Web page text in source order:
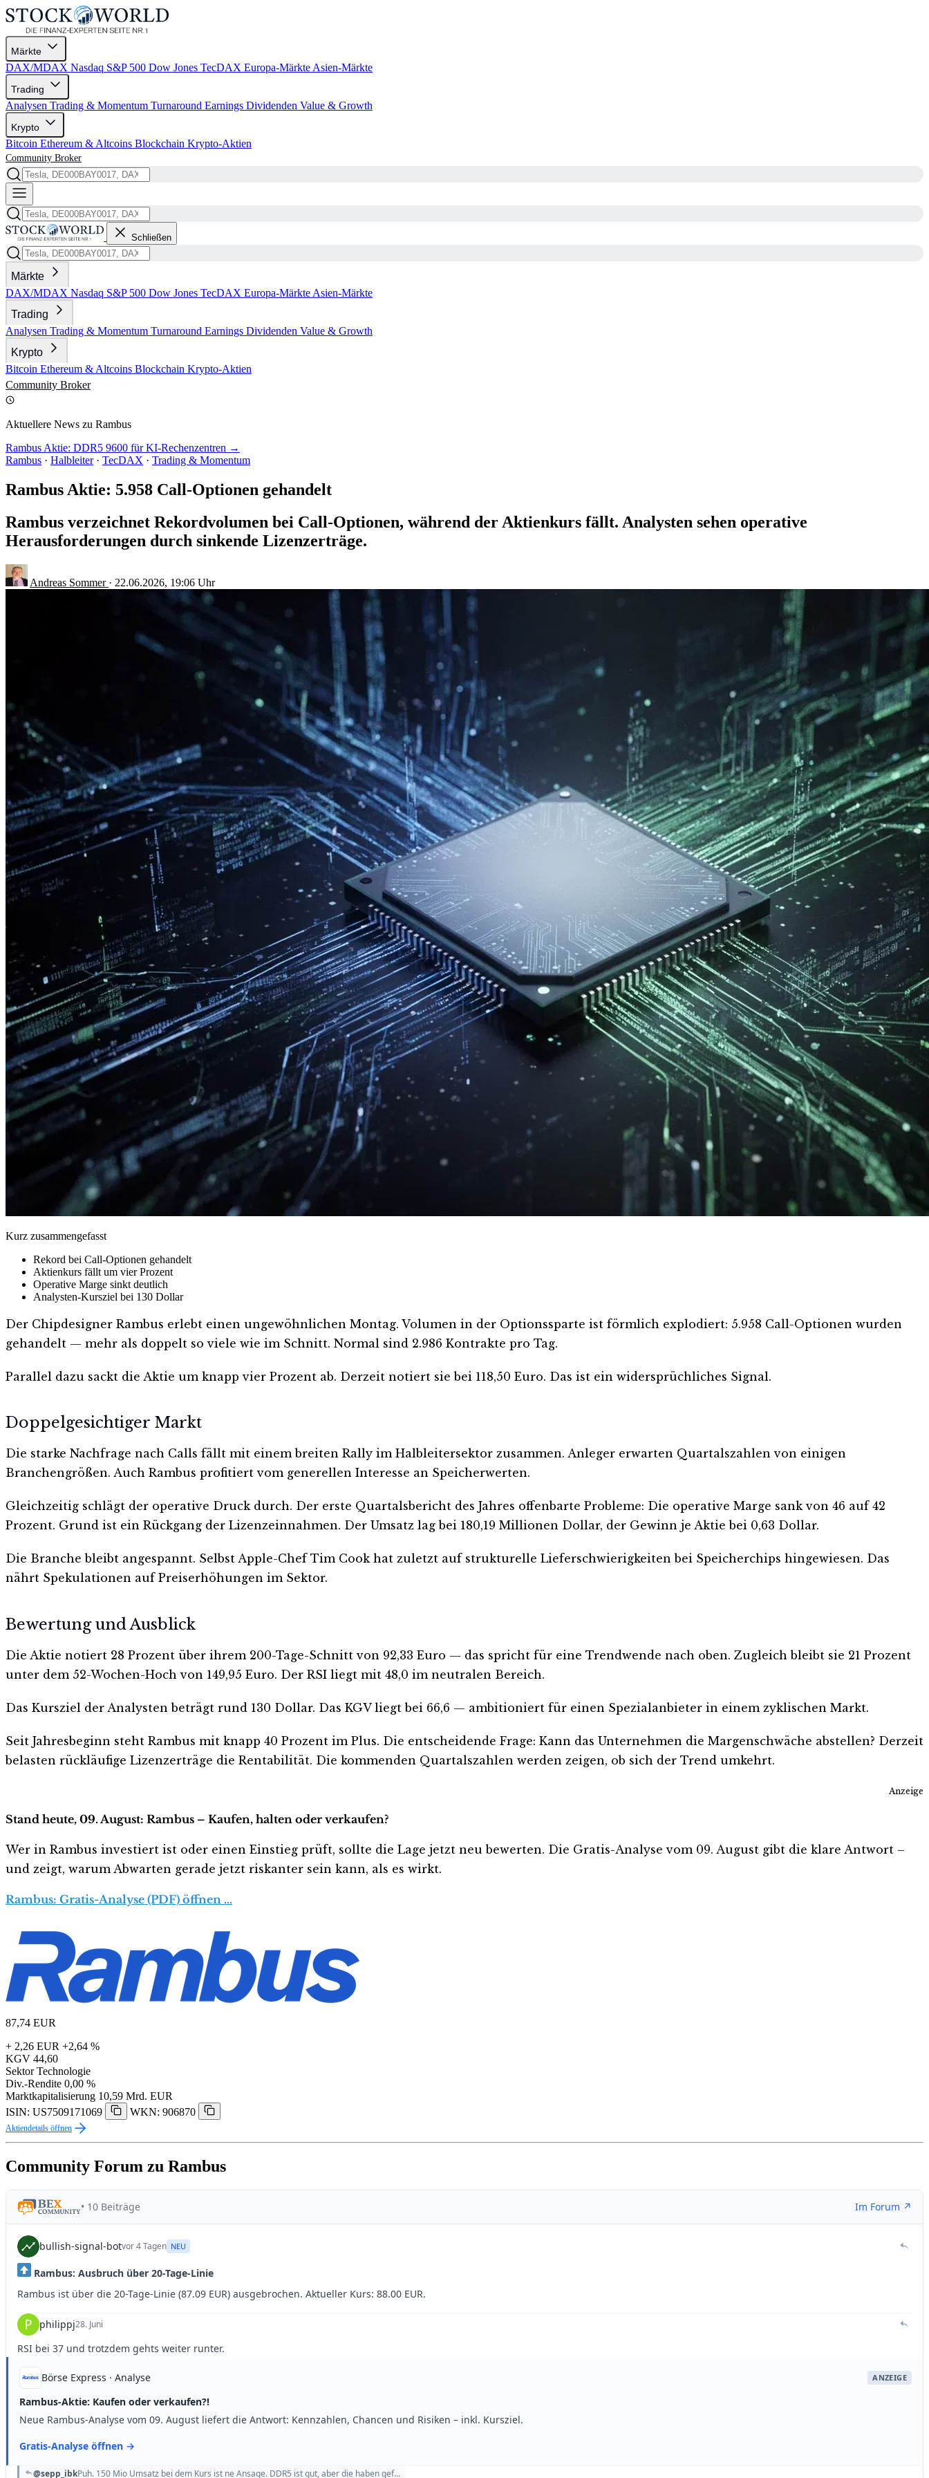
Märkte
DAX/MDAX Nasdaq S&P 500 Dow Jones TecDAX Europa-Märkte Asien-Märkte
Trading
Analysen Trading & Momentum Turnaround Earnings Dividenden Value & Growth
Krypto
Bitcoin Ethereum & Altcoins Blockchain Krypto-Aktien
Community Broker
Schließen
Märkte
DAX/MDAX Nasdaq S&P 500 Dow Jones TecDAX Europa-Märkte Asien-Märkte
Trading
Analysen Trading & Momentum Turnaround Earnings Dividenden Value & Growth
Krypto
Bitcoin Ethereum & Altcoins Blockchain Krypto-Aktien
Community Broker
Aktuellere News zu Rambus
Rambus Aktie: DDR5 9600 für KI-Rechenzentren →
Rambus · Halbleiter · TecDAX · Trading & Momentum
Rambus Aktie: 5.958 Call-Optionen gehandelt
Rambus verzeichnet Rekordvolumen bei Call-Optionen, während der Aktienkurs fällt. Analysten sehen operative
Herausforderungen durch sinkende Lizenzerträge.
Andreas Sommer · 22.06.2026, 19:06 Uhr
Kurz zusammengefasst
Rekord bei Call-Optionen gehandelt
Aktienkurs fällt um vier Prozent
Operative Marge sinkt deutlich
Analysten-Kursziel bei 130 Dollar
Der Chipdesigner Rambus erlebt einen ungewöhnlichen Montag. Volumen in der Optionssparte ist förmlich explodiert: 5.958 Call-Optionen wurden
gehandelt — mehr als doppelt so viele wie im Schnitt. Normal sind 2.986 Kontrakte pro Tag.
Parallel dazu sackt die Aktie um knapp vier Prozent ab. Derzeit notiert sie bei 118,50 Euro. Das ist ein widersprüchliches Signal.
Doppelgesichtiger Markt
Die starke Nachfrage nach Calls fällt mit einem breiten Rally im Halbleitersektor zusammen. Anleger erwarten Quartalszahlen von einigen
Branchengrößen. Auch Rambus profitiert vom generellen Interesse an Speicherwerten.
Gleichzeitig schlägt der operative Druck durch. Der erste Quartalsbericht des Jahres offenbarte Probleme: Die operative Marge sank von 46 auf 42
Prozent. Grund ist ein Rückgang der Lizenzeinnahmen. Der Umsatz lag bei 180,19 Millionen Dollar, der Gewinn je Aktie bei 0,63 Dollar.
Die Branche bleibt angespannt. Selbst Apple-Chef Tim Cook hat zuletzt auf strukturelle Lieferschwierigkeiten bei Speicherchips hingewiesen. Das
nährt Spekulationen auf Preiserhöhungen im Sektor.
Bewertung und Ausblick
Die Aktie notiert 28 Prozent über ihrem 200-Tage-Schnitt von 92,33 Euro — das spricht für eine Trendwende nach oben. Zugleich bleibt sie 21 Prozent
unter dem 52-Wochen-Hoch von 149,95 Euro. Der RSI liegt mit 48,0 im neutralen Bereich.
Das Kursziel der Analysten beträgt rund 130 Dollar. Das KGV liegt bei 66,6 — ambitioniert für einen Spezialanbieter in einem zyklischen Markt.
Seit Jahresbeginn steht Rambus mit knapp 40 Prozent im Plus. Die entscheidende Frage: Kann das Unternehmen die Margenschwäche abstellen? Derzeit
belasten rückläufige Lizenzerträge die Rentabilität. Die kommenden Quartalszahlen werden zeigen, ob sich der Trend umkehrt.
Anzeige
Stand heute, 09. August: Rambus – Kaufen, halten oder verkaufen?
Wer in Rambus investiert ist oder einen Einstieg prüft, sollte die Lage jetzt neu bewerten. Die Gratis-Analyse vom 09. August gibt die klare Antwort –
und zeigt, warum Abwarten gerade jetzt riskanter sein kann, als es wirkt.
Rambus: Gratis-Analyse (PDF) öffnen …
87,74 EUR
+ 2,26 EUR +2,64 %
KGV 44,60
Sektor Technologie
Div.-Rendite 0,00 %
Marktkapitalisierung 10,59 Mrd. EUR
ISIN: US7509171069
WKN: 906870
Aktiendetails öffnen
Community Forum zu Rambus